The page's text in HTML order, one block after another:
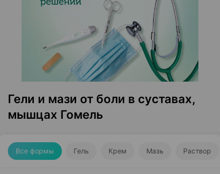
Гели и мази от боли в суставах,
мышцах Гомель
Все формы Гель Крем Мазь Раствор